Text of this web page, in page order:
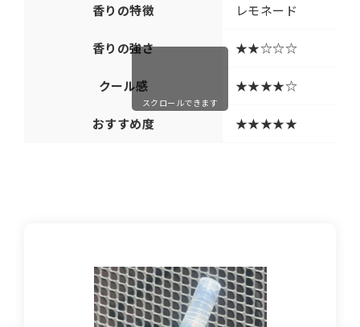
香りの特徴 レモネード
香りの強さ ★★☆☆☆
クール感 ★★★★☆
おすすめ度 ★★★★★
スクロールできます